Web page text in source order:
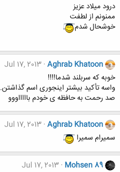
درود میلاد عزیز
ممنونم از لطفت
خوشحال شدم
Aghrab Khatoon
Jul 17, 2013
خوبه که سربلند شدما!!!!
واسه تأکید بیشتر اینجوری اسم گذاشتن.
صد رحمت به حافظه ی خودم باااااووو
Aghrab Khatoon
Jul 17, 2013
سمیرام سمیرا
Mohsen 89
Jul 17, 2013